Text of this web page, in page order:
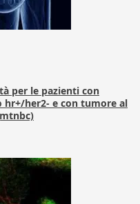
per le pazienti con
her2- e con tumore al